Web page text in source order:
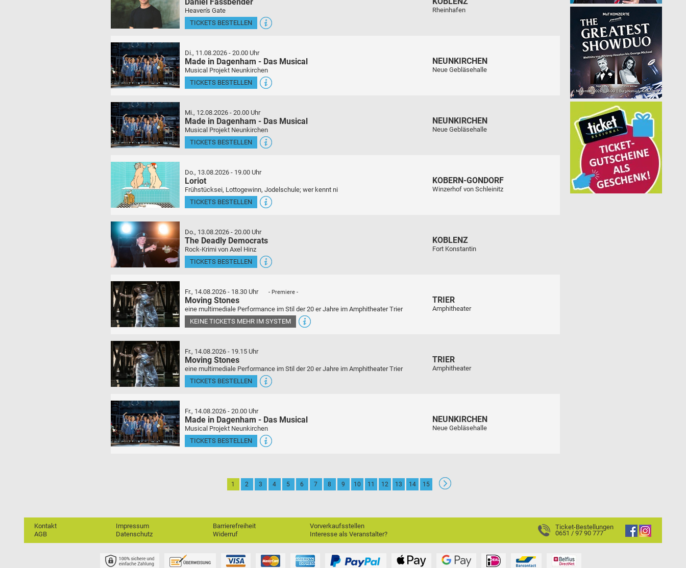
Heaven's Gate
TICKETS BESTELLEN
Rheinhafen
Di., 11.08.2026 - 20.00 Uhr
Made in Dagenham - Das Musical
Musical Projekt Neunkirchen
TICKETS BESTELLEN
NEUNKIRCHEN
Neue Gebläsehalle
Mi., 12.08.2026 - 20.00 Uhr
Made in Dagenham - Das Musical
Musical Projekt Neunkirchen
TICKETS BESTELLEN
NEUNKIRCHEN
Neue Gebläsehalle
Do., 13.08.2026 - 19.00 Uhr
Loriot
Frühstücksei, Lottogewinn, Jodelschule; wer kennt ni
TICKETS BESTELLEN
KOBERN-GONDORF
Winzerhof von Schleinitz
Do., 13.08.2026 - 20.00 Uhr
The Deadly Democrats
Rock-Krimi von Axel Hinz
TICKETS BESTELLEN
KOBLENZ
Fort Konstantin
Fr., 14.08.2026 - 18.30 Uhr - Premiere -
Moving Stones
eine multimediale Performance im Stil der 20 er Jahre im Amphitheater Trier
KEINE TICKETS MEHR IM SYSTEM
TRIER
Amphitheater
Fr., 14.08.2026 - 19.15 Uhr
Moving Stones
eine multimediale Performance im Stil der 20 er Jahre im Amphitheater Trier
TICKETS BESTELLEN
TRIER
Amphitheater
Fr., 14.08.2026 - 20.00 Uhr
Made in Dagenham - Das Musical
Musical Projekt Neunkirchen
TICKETS BESTELLEN
NEUNKIRCHEN
Neue Gebläsehalle
1 2 3 4 5 6 7 8 9 10 11 12 13 14 15
Kontakt
AGB
Impressum
Datenschutz
Barrierefreiheit
Widerruf
Vorverkaufsstellen
Interesse als Veranstalter?
Ticket-Bestellungen
0651 / 97 90 777